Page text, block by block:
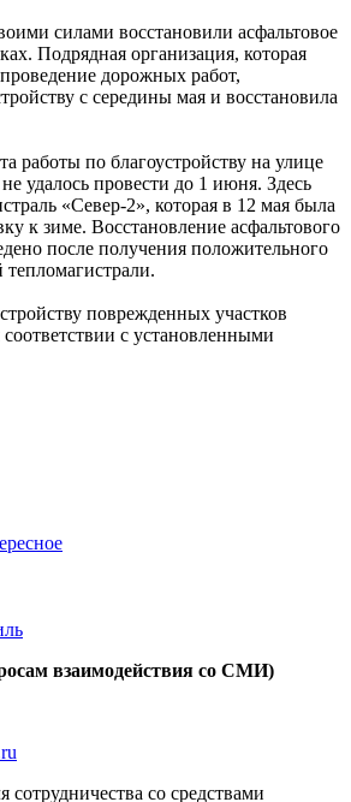
силами восстановили асфальтовое
Подрядная организация, которая
дорожных работ,
с середины мая и восстановила
работы по благоустройству на улице
удалось провести до 1 июня. Здесь
«Север-2», которая в 12 мая была
к зиме. Восстановление асфальтового
после получения положительного
тепломагистрали.
поврежденных участков
с установленными
взаимодействия со СМИ)
со средствами